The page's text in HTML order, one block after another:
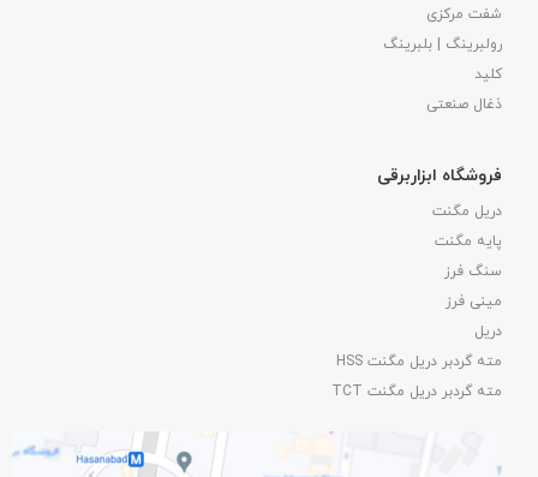
شفت مرکزی
رولبرینگ | بلبرینگ
کلید
ذغال صنعتی
فروشگاه ابزاربرقی
دریل مگنت
پایه مگنت
سنگ فرز
مینی فرز
دریل
مته گردبر دریل مگنت HSS
مته گردبر دریل مگنت TCT